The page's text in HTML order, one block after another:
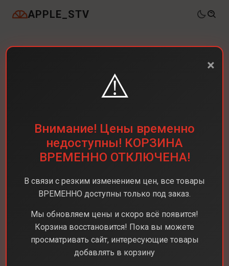
APPLE_STV
×
⚠️
Внимание! Цены временно
недоступны! КОРЗИНА
ВРЕМЕННО ОТКЛЮЧЕНА!
В связи с резким изменением цен, все товары
ВРЕМЕННО доступны только под заказ.
Мы обновляем цены и скоро всё появится!
Корзина восстановится! Пока вы можете
просматривать сайт, интересующие товары
добавлять в корзину